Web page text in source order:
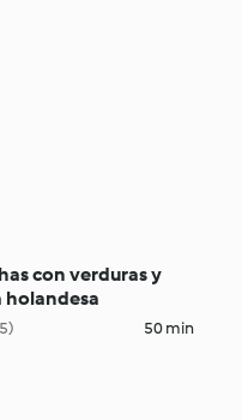
con verduras y
holandesa
50 min